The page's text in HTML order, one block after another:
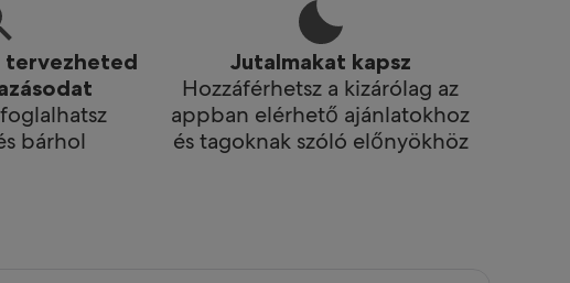
tervezheted
bárhol
Jutalmakat kapsz
Hozzáférhetsz a kizárólag az
appban elérhető ajánlatokhoz
és tagoknak szóló előnyökhöz